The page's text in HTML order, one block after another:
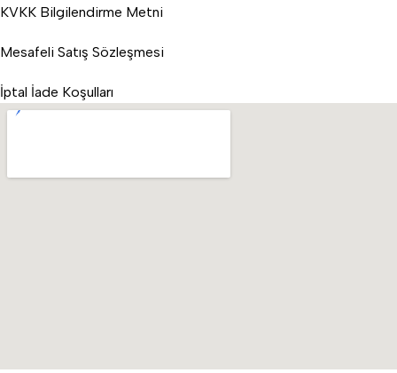
KVKK Bilgilendirme Metni
Mesafeli Satış Sözleşmesi
İptal İade Koşulları